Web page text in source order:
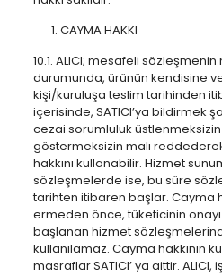
CAYMA HAKKI
10.1. ALICI; mesafeli sözleşmenin
durumunda, ürünün kendisine
kişi/kuruluşa teslim tarihinden
içerisinde, SATICI’ya bildirmek
cezai sorumluluk
göstermeksizin malı
hakkını kullanabilir. Hizmet
sözleşmelerde ise, bu süre
tarihten itibaren başlar. Cayma
ermeden önce, tüketicinin
başlanan hizmet
kullanılamaz. Cayma hakkının
masraflar SATICI’ ya aittir.